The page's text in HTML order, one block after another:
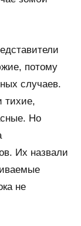
потому
случаев.
тихие,
Но
Их назвали
не